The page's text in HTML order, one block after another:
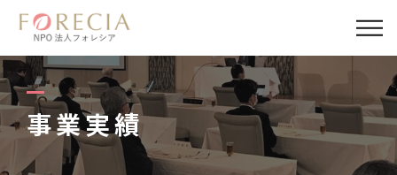
事業実績
私たちについて
事業内容
事業実績